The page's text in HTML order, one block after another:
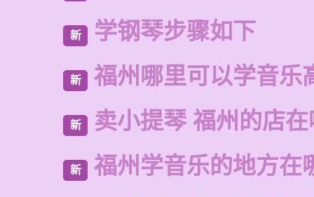
新 学钢琴步骤如下
新 福州哪里可以学音乐
新 卖小提琴 福州的店
新 福州学音乐的地方在